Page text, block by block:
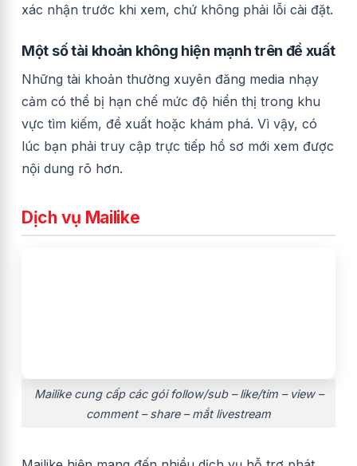
xác nhận trước khi xem, chứ không phải lỗi cài đặt.
Một số tài khoản không hiện mạnh trên đề xuất
Những tài khoản thường xuyên đăng media nhạy
cảm có thể bị hạn chế mức độ hiển thị trong khu
vực tìm kiếm, đề xuất hoặc khám phá. Vì vậy, có
lúc bạn phải truy cập trực tiếp hồ sơ mới xem được
nội dung rõ hơn.
Dịch vụ Mailike
Mailike cung cấp các gói follow/sub – like/tim – view –
comment – share – mắt livestream